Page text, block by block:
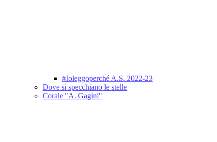
#Ioleggoperché A.S. 2022-23
Dove si specchiano le stelle
Corale "A. Gagini"